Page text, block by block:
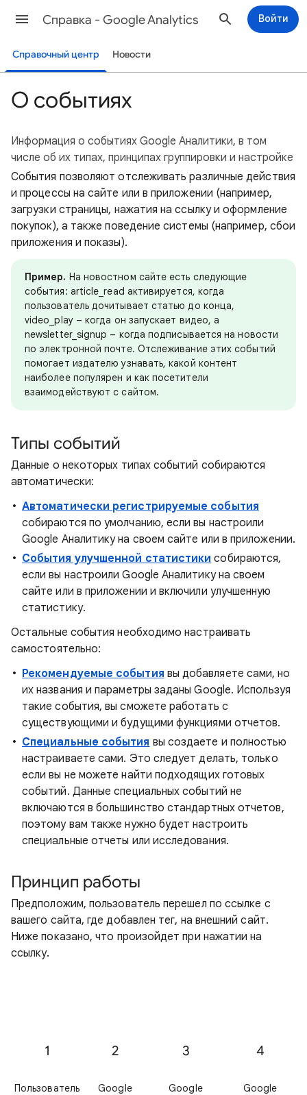
Cправка - Google Analytics Войти
Справочный центр Новости
О событиях
Информация о событиях Google Аналитики, в том
числе об их типах, принципах группировки и настройке
События позволяют отслеживать различные действия
и процессы на сайте или в приложении (например,
загрузки страницы, нажатия на ссылку и оформление
покупок), а также поведение системы (например, сбои
приложения и показы).
Пример. На новостном сайте есть следующие
события: article_read активируется, когда
пользователь дочитывает статью до конца,
video_play – когда он запускает видео, а
newsletter_signup – когда подписывается на новости
по электронной почте. Отслеживание этих событий
помогает издателю узнавать, какой контент
наиболее популярен и как посетители
взаимодействуют с сайтом.
Типы событий
Данные о некоторых типах событий собираются
автоматически:
Автоматически регистрируемые события
собираются по умолчанию, если вы настроили
Google Аналитику на своем сайте или в приложении.
События улучшенной статистики собираются,
если вы настроили Google Аналитику на своем
сайте или в приложении и включили улучшенную
статистику.
Остальные события необходимо настраивать
самостоятельно:
Рекомендуемые события вы добавляете сами, но
их названия и параметры заданы Google. Используя
такие события, вы сможете работать с
существующими и будущими функциями отчетов.
Специальные события вы создаете и полностью
настраиваете сами. Это следует делать, только
если вы не можете найти подходящих готовых
событий. Данные специальных событий не
включаются в большинство стандартных отчетов,
поэтому вам также нужно будет настроить
специальные отчеты или исследования.
Принцип работы
Предположим, пользователь перешел по ссылке с
вашего сайта, где добавлен тег, на внешний сайт.
Ниже показано, что произойдет при нажатии на
ссылку.
1 2 3 4
Пользователь
Google
Google
Google